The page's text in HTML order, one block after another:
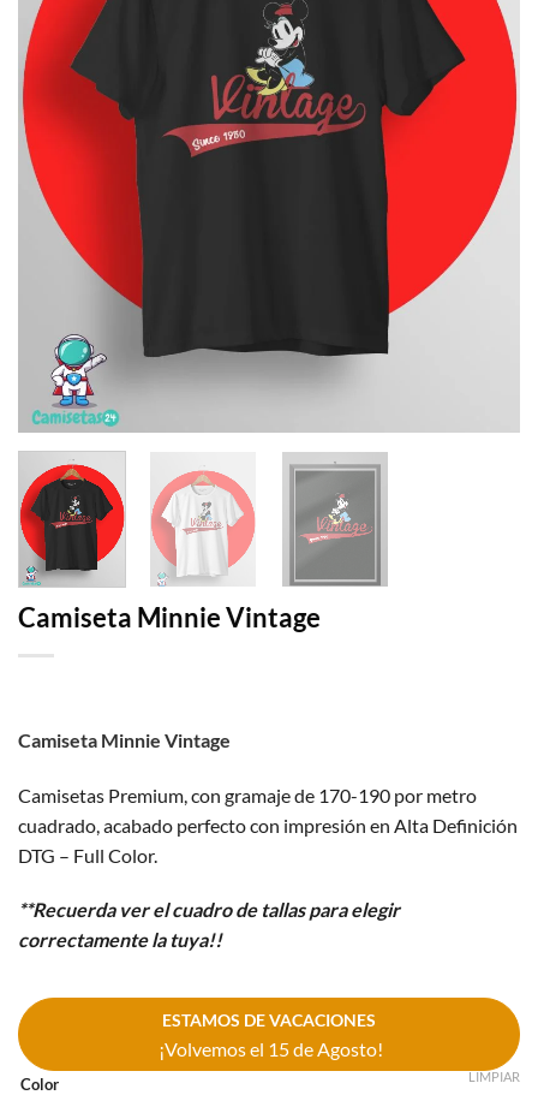
Camiseta Minnie Vintage
Camiseta Minnie Vintage
Camisetas Premium, con gramaje de 170-190 por metro
cuadrado, acabado perfecto con impresión en Alta Definición
DTG – Full Color.
**Recuerda ver el cuadro de tallas para elegir
correctamente la tuya!!
ESTAMOS DE VACACIONES
¡Volvemos el 15 de Agosto!
Color LIMPIAR